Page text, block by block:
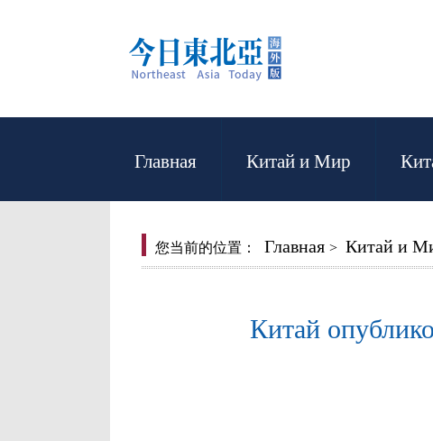
Главная Китай и Мир
您当前的位置： Главная > Китай и
Китай